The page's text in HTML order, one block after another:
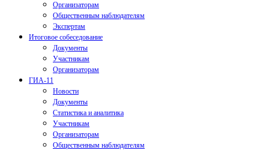
Организаторам
Общественным наблюдателям
Экспертам
Итоговое собеседование
Документы
Участникам
Организаторам
ГИА-11
Новости
Документы
Статистика и аналитика
Участникам
Организаторам
Общественным наблюдателям